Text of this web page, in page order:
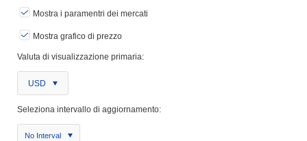
Mostra i paramentri dei mercati
Mostra grafico di prezzo
Valuta di visualizzazione primaria:
USD
Seleziona intervallo di aggiornamento:
No Interval